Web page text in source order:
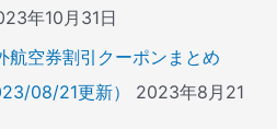
年10月31日
航空券割引クーポンまとめ
08/21更新）
2023年8月21